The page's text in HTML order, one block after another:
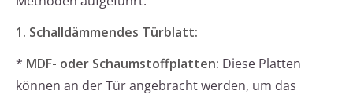
1. Schalldämmendes Türblatt:
* MDF- oder Schaumstoffplatten: Diese Platten
können an der Tür angebracht werden, um das